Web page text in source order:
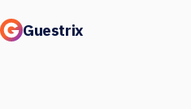
Guestrix